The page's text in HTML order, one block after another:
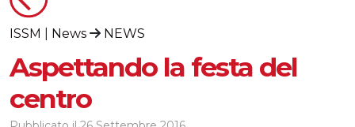
ISSM News NEWS
Aspettando la festa del
centro